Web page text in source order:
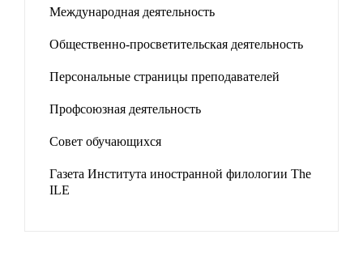
Международная деятельность
Общественно-просветительская деятельность
Персональные страницы преподавателей
Профсоюзная деятельность
Совет обучающихся
Газета Института иностранной филологии The
ILE